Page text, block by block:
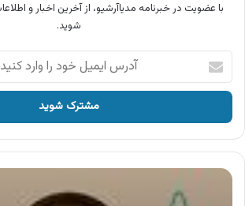
با عضویت در خبرنامه مدیاآرشیو، از آخرین اخبار و
شوید.
آدرس
ایمیل
خود
وارد
کنید
آگهی